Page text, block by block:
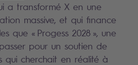
a transformé X en une
massive, et qui finance
que « Progess 2028 », une
pour un soutien de
qui cherchait en réalité à